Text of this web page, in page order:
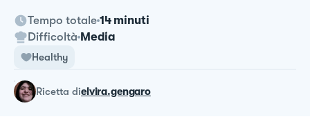
Tempo totale 14 minuti
Difficoltà Media
Healthy
ricetta dielvira.gengaro